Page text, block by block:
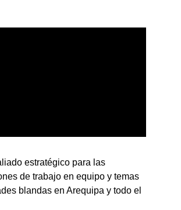
estratégico para las
de trabajo en equipo y temas
blandas en Arequipa y todo el